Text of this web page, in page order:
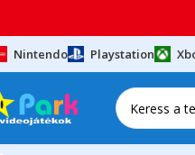
Nintendo Playstation